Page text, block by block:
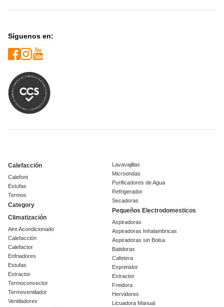
Síguenos en:
Calefacción
Calefont
Estufas
Termos
Category
Climatización
Aire Acondicionado
Calefacción
Calefactor
Enfriadores
Estufas
Extractor
Termoconvector
Termoventilador
Ventiladores
Lavavajillas
Microondas
Purificadores de Agua
Refrigerador
Secadoras
Pequeños Electrodomesticos
Aspiradoras
Aspiradoras Inhalambricas
Aspiradoras sin Bolsa
Batidoras
Cafetera
Exprimidor
Extractor
Freidora
Hervidores
Licuadora Manual